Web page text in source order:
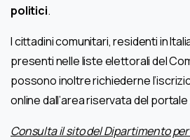
politici.
I cittadini comunitari, residenti in
presenti nelle liste elettorali del
possono inoltre richiederne
online dall’area riservata del portale
Consulta il sito del Dipartimento